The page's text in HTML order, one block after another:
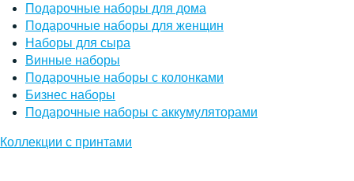
Подарочные наборы для дома
Подарочные наборы для женщин
Наборы для сыра
Винные наборы
Подарочные наборы с колонками
Бизнес наборы
Подарочные наборы с аккумуляторами
Коллекции с принтами